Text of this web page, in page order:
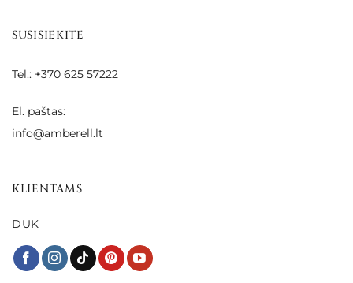
SUSISIEKITE
Tel.: +370 625 57222
El. paštas:
info@amberell.lt
KLIENTAMS
DUK